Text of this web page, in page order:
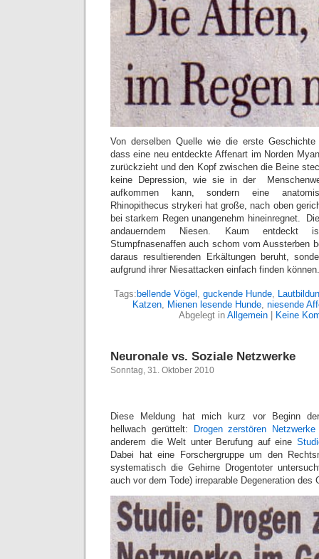
Von derselben Quelle wie die erste
dass eine neu entdeckte Affenart im Norden
zurückzieht und den Kopf zwischen die Beine
keine Depression, wie sie in der
aufkommen kann, sondern eine
Rhinopithecus strykeri hat große, nach oben
bei starkem Regen unangenehm hineinregnet.
andauerndem Niesen. Kaum
Stumpfnasenaffen auch schom vom Aussterben
daraus resultierenden Erkältungen beruht,
aufgrund ihrer Niesattacken einfach finden können.
Tags: bellende Vögel , guckende Hunde,
Katzen, Mienen lesende Hunde, niesende
Abgelegt in Allgemein Keine
Neuronale vs. Soziale Netzwerke
Sonntag, 31. Oktober 2010
Diese Meldung hat mich kurz vor Beginn
hellwach gerüttelt:
Drogen zerstören
anderem die Welt unter Berufung auf eine
Dabei hat eine Forschergruppe um den
systematisch die Gehirne Drogentoter
auch vor dem Tode) irreparable Degeneration des